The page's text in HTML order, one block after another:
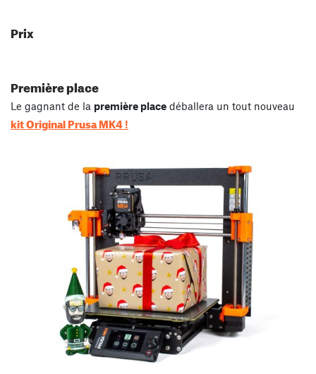
Prix
Première place
Le gagnant de la première place déballera un tout nouveau
kit Original Prusa MK4 !